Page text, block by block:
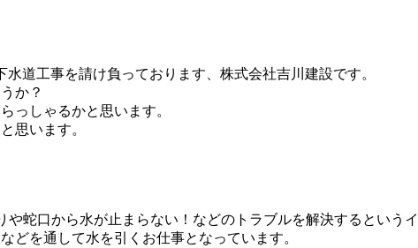
道工事を請け負っております、株式会社吉川建設です。
か？
っしゃるかと思います。
思います。
蛇口から水が止まらない！などのトラブルを解決するという
どを通して水を引くお仕事となっています。